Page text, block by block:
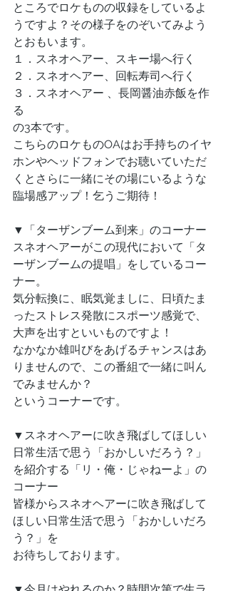
ところでロケものの収録をしているよ
うですよ？その様子をのぞいてみよう
とおもいます。
１．スネオヘアー、スキー場へ行く
２．スネオヘアー、回転寿司へ行く
３．スネオヘアー 、長岡醤油赤飯を作
る
の3本です。
こちらのロケものOAはお手持ちのイヤ
ホンやヘッドフォンでお聴いていただ
くとさらに一緒にその場にいるような
臨場感アップ！乞うご期待！
▼「ターザンブーム到来」のコーナー
スネオヘアーがこの現代において「タ
ーザンブームの提唱」をしているコー
ナー。
気分転換に、眠気覚ましに、日頃たま
ったストレス発散にスポーツ感覚で、
大声を出すといいものですよ！
なかなか雄叫びをあげるチャンスはあ
りませんので、この番組で一緒に叫ん
でみませんか？
というコーナーです。
▼スネオヘアーに吹き飛ばしてほしい
日常生活で思う「おかしいだろう？」
を紹介する「リ・俺・じゃねーよ」の
コーナー
皆様からスネオヘアーに吹き飛ばして
ほしい日常生活で思う「おかしいだろ
う？」を
お待ちしております。